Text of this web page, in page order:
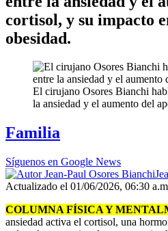
cortisol, y su impacto
obesidad.
El cirujano Osores Bianchi
la ansiedad y el aumento del
Familia
Síguenos en Google News
Actualizado el 01/06/2026, 06:30
COLUMNA FÍSICA Y
ansiedad activa el cortisol, una